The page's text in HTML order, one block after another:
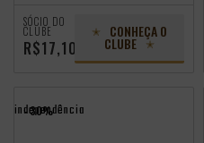
SÓCIO DO
CLUBE
R$17,10
CONHEÇA O
CLUBE
independência
- 30%